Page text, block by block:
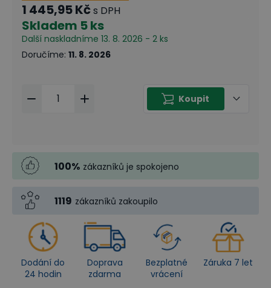
1 445,95 Kčs DPH
Skladem 5 ks
Další naskladníme 13. 8. 2026 - 2 ks
Doručíme: 11. 8. 2026
Koupit
100% zákazníků je spokojeno
1119 zákazníků zakoupilo
Dodání do
24 hodin
Doprava
zdarma
Bezplatné
vrácení
Záruka 7 let